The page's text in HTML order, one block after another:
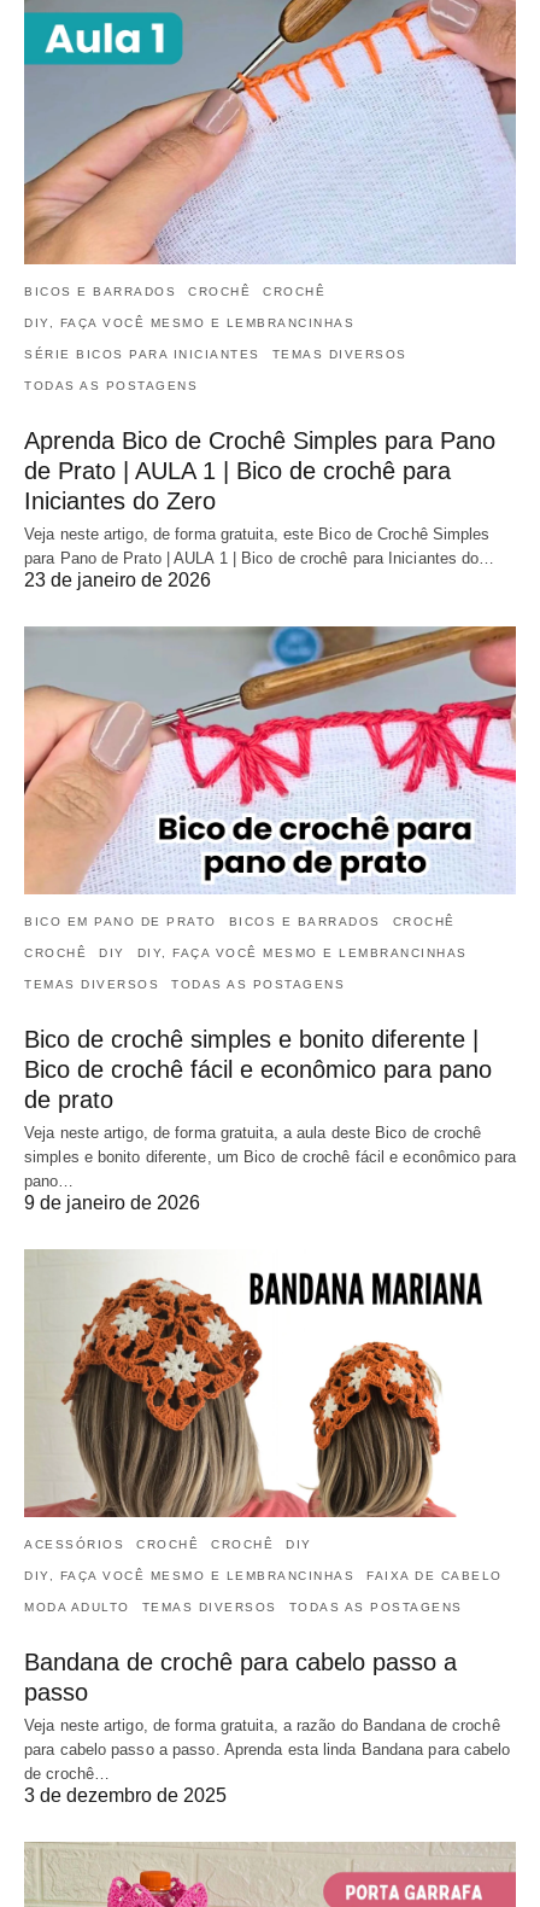
BICOS E BARRADOS CROCHÊ CROCHÊ
DIY, FAÇA VOCÊ MESMO E LEMBRANCINHAS
SÉRIE BICOS PARA INICIANTES TEMAS DIVERSOS
TODAS AS POSTAGENS
Aprenda Bico de Crochê Simples para Pano
de Prato | AULA 1 | Bico de crochê para
Iniciantes do Zero
Veja neste artigo, de forma gratuita, este Bico de Crochê Simples
para Pano de Prato | AULA 1 | Bico de crochê para Iniciantes do…
23 de janeiro de 2026
BICO EM PANO DE PRATO BICOS E BARRADOS CROCHÊ
CROCHÊ DIY DIY, FAÇA VOCÊ MESMO E LEMBRANCINHAS
TEMAS DIVERSOS TODAS AS POSTAGENS
Bico de crochê simples e bonito diferente |
Bico de crochê fácil e econômico para pano
de prato
Veja neste artigo, de forma gratuita, a aula deste Bico de crochê
simples e bonito diferente, um Bico de crochê fácil e econômico para
pano…
9 de janeiro de 2026
ACESSÓRIOS CROCHÊ CROCHÊ DIY
DIY, FAÇA VOCÊ MESMO E LEMBRANCINHAS FAIXA DE CABELO
MODA ADULTO TEMAS DIVERSOS TODAS AS POSTAGENS
Bandana de crochê para cabelo passo a
passo
Veja neste artigo, de forma gratuita, a razão do Bandana de crochê
para cabelo passo a passo. Aprenda esta linda Bandana para cabelo
de crochê…
3 de dezembro de 2025